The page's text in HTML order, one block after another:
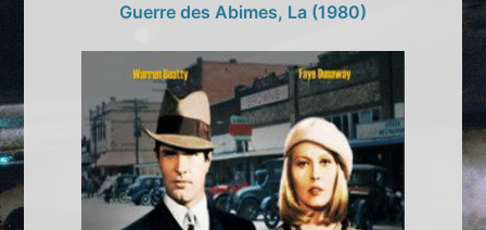
Guerre des Abimes, La (1980)